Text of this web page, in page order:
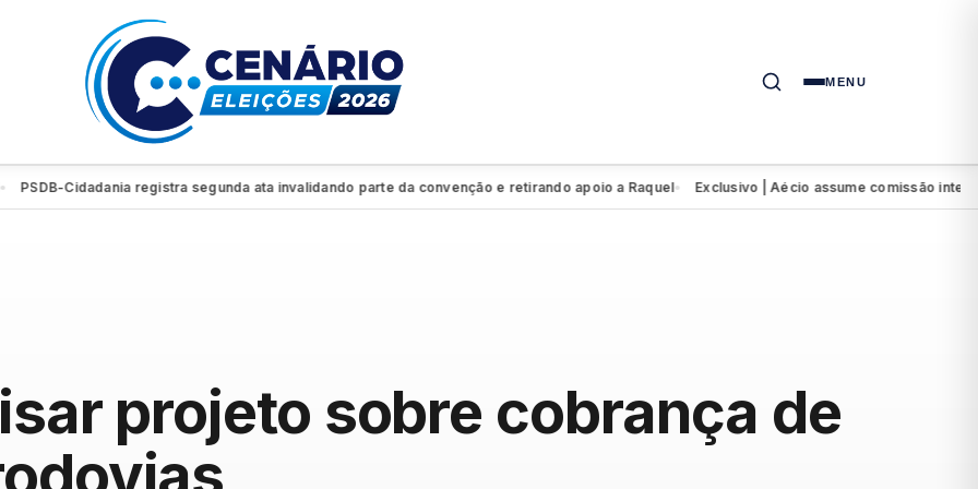
MENU
registra segunda ata invalidando parte da convenção e retirando apoio a Raquel● Exclusivo | Aécio assume comissão interventora
projeto sobre cobrança de